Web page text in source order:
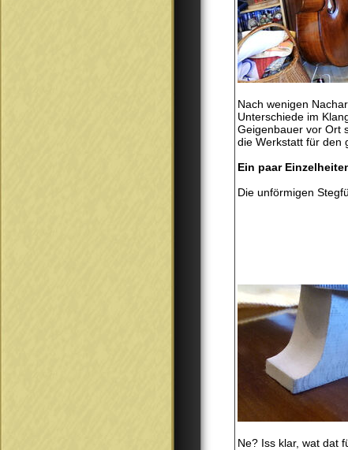
Nach wenigen
Unterschiede im
Geigenbauer vor Ort
die Werkstatt für den
Ein paar
Die unförmigen
Ne? Iss klar, wat dat